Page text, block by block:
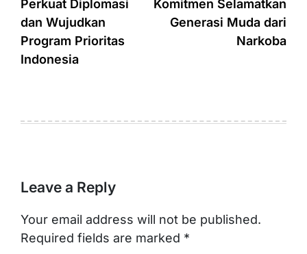
Perkuat Diplomasi
dan Wujudkan
Program Prioritas
Indonesia
Komitmen Selamatkan
Generasi Muda dari
Narkoba
Leave a Reply
Your email address will not be published.
Required fields are marked *